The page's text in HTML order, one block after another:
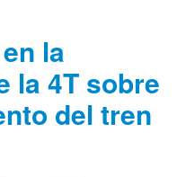
la
la 4T sobre
del tren